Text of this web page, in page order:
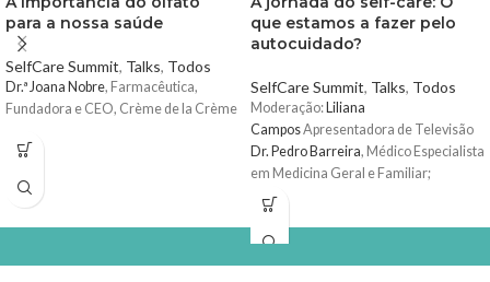
para a nossa saúde
SelfCare Summit, Talks, Todos
Dr.ª Joana Nobre, Farmacêutica,
Fundadora e CEO, Crème de la Crème
que estamos a fazer pelo
autocuidado?
SelfCare Summit, Talks, Todos
Moderação: Liliana
CamposApresentadora de Televisão
Dr. Pedro Barreira, Médico Especialista
em Medicina Geral e Familiar;
Dr. João Vasco Barreira
Especialista em Oncologia Médica